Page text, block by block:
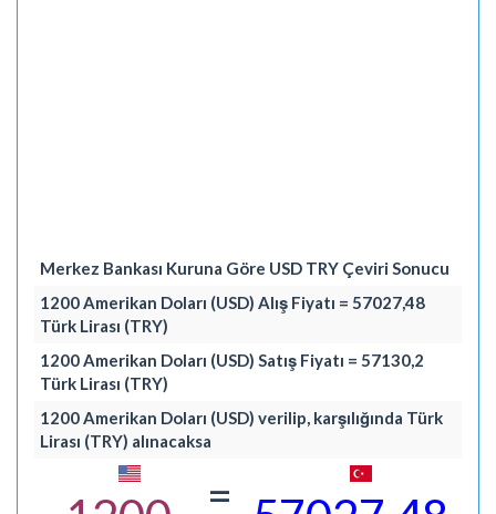
Merkez Bankası Kuruna Göre USD TRY Çeviri Sonucu
1200 Amerikan Doları (USD) Alış Fiyatı = 57027,48
Türk Lirası (TRY)
1200 Amerikan Doları (USD) Satış Fiyatı = 57130,2
Türk Lirası (TRY)
1200 Amerikan Doları (USD) verilip, karşılığında Türk
Lirası (TRY) alınacaksa
=